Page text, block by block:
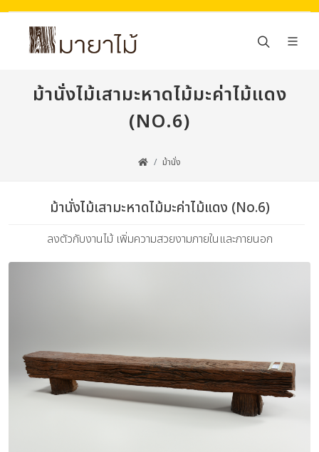
ม้านั่งไม้เสามะหาดไม้มะค่าไม้แดง
(NO.6)
ม้านั่ง
ม้านั่งไม้เสามะหาดไม้มะค่าไม้แดง (No.6)
ลงตัวกับงานไม้ เพิ่มความสวยงามภายในและภายนอก